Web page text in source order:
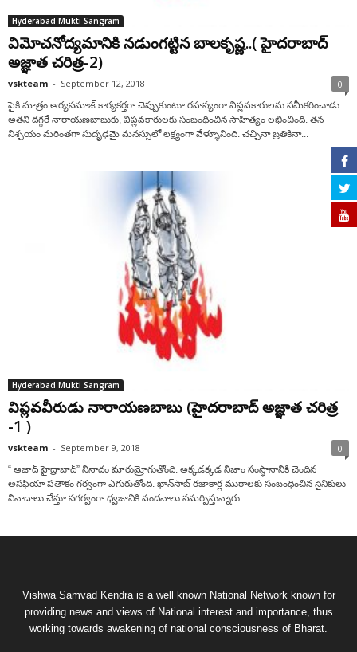
Hyderabad Mukti Sangram
విమోచనోద్యమానికి నడుంగట్టిన బాలకృష్ణ..( హైదరాబాద్
అజ్ఞాత చరిత్ర-2)
vskteam - September 12, 2018 0
పైకి మాత్రం ఆర్యసమాజ్ కార్యకర్తగా చెప్పుకుంటూ రహస్యంగా విప్లవకారులను సమీకరించాడు.
అతని దగ్గరే నారాయణబాబుకు, విప్లవకారులకు సంబంధించిన సాహిత్యం లభించింది. తన
నిశ్చయం మరింతగా సుదృఢమై మనస్సులో లక్ష్యంగా వేళ్ళూనింది. చచ్చినా బ్రతికినా...
Hyderabad Mukti Sangram
విప్లవవీరుడు నారాయణబాబు (హైదరాబాద్ అజ్ఞాత చరిత్ర
-1 )
vskteam - September 9, 2018 0
“ ఆజాద్ హైద్రాబాద్‌” నినాదం మారుమ్రోగుతోంది. అక్కడక్కడ నిజాం సంస్థానానికి చెందిన
అసఫియా పతాకం గర్వంగా ఎగురుతోంది. ఖాన్‌సాబ్ రజాకార్ల ముఠాలకు సంబంధించిన సైనికులు
నినాదాలు చేస్తూ సగర్వంగా ధ్వజానికి వందనాలు సమర్పిస్తున్నారు....
Vishwa Samvad Kendra is a well known National Network known for
providing news and views of National interest and importance, thus
working towards awakening of national consciousness of Bharat.